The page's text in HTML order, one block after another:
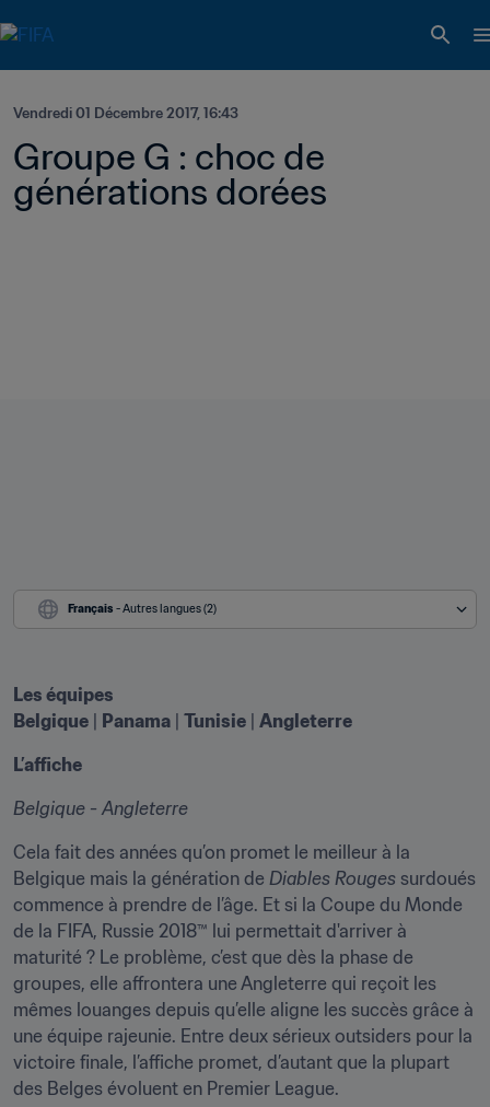
Vendredi 01 Décembre 2017, 16:43
Groupe G : choc de
générations dorées
Français - Autres langues (2)
Les équipes
Belgique
Panama Tunisie Angleterre
L’affiche
Belgique - Angleterre
Cela fait des années qu’on promet le meilleur à la
Belgique mais la génération de Diables Rouges surdoués
commence à prendre de l’âge. Et si la Coupe du Monde
de la FIFA, Russie 2018™ lui permettait d'arriver à
maturité ? Le problème, c’est que dès la phase de
groupes, elle affrontera une Angleterre qui reçoit les
mêmes louanges depuis qu’elle aligne les succès grâce à
une équipe rajeunie. Entre deux sérieux outsiders pour la
victoire finale, l’affiche promet, d’autant que la plupart
des Belges évoluent en Premier League.